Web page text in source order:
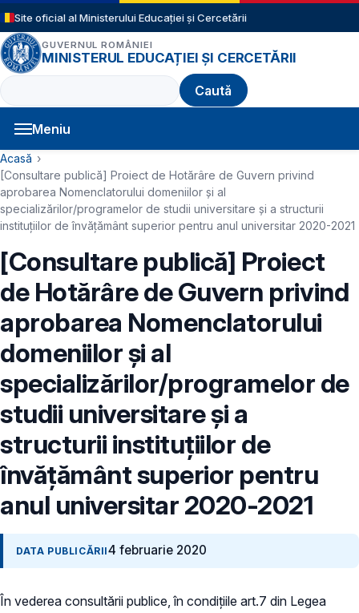
Sari la conținutul principal
Site oficial al Ministerului Educației și Cercetării
GUVERNUL ROMÂNIEI
MINISTERUL EDUCAȚIEI ȘI CERCETĂRII
Caută
Meniu
Navigație principală
Cale de navigare
Acasă
[Consultare publică] Proiect de Hotărâre de Guvern privind
aprobarea Nomenclatorului domeniilor și al
specializărilor/programelor de studii universitare și a structurii
instituțiilor de învățământ superior pentru anul universitar 2020-2021
[Consultare publică] Proiect
de Hotărâre de Guvern privind
aprobarea Nomenclatorului
domeniilor și al
specializărilor/programelor de
studii universitare și a
structurii instituțiilor de
învățământ superior pentru
anul universitar 2020-2021
DATA PUBLICĂRII4 februarie 2020
În vederea consultării publice, în condiţiile art.7 din Legea